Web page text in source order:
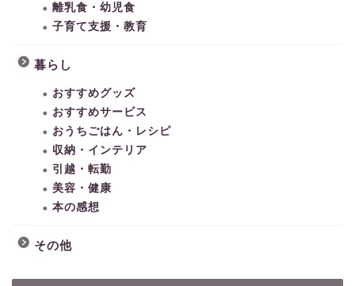
離乳食・幼児食
子育て支援・教育
暮らし
おすすめグッズ
おすすめサービス
おうちごはん・レシピ
収納・インテリア
引越・転勤
美容・健康
本の感想
その他